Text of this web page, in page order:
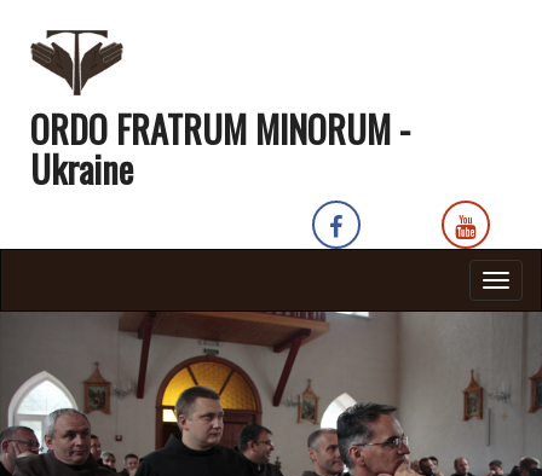
ORDO FRATRUM MINORUM -
Ukraine